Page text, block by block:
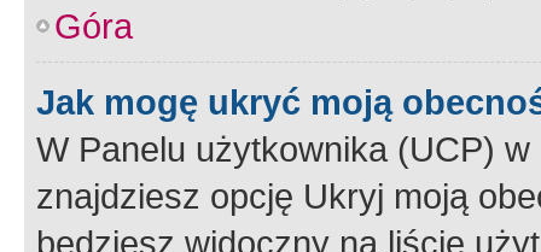
Góra
Jak mogę ukryć moją
W Panelu użytkownika (UCP) w
znajdziesz opcję Ukryj moją
będziesz widoczny na liście